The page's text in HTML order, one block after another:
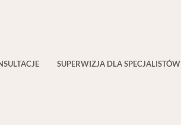
SUPERWIZJA DLA SPECJALISTÓW